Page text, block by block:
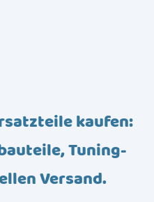
kaufen:
Tuning-
Versand.